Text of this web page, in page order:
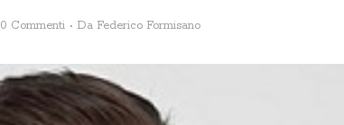
0 Commenti Da Federico Formisano